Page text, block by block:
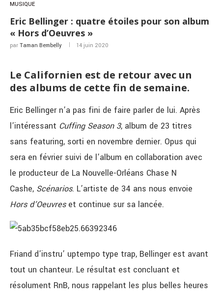
MUSIQUE
Eric Bellinger : quatre étoiles pour son album
« Hors d’Oeuvres »
par Taman Bembelly 14 juin 2020
Le Californien est de retour avec un
des albums de cette fin de semaine.
Eric Bellinger n’a pas fini de faire parler de lui. Après
l’intéressant Cuffing Season 3, album de 23 titres
sans featuring, sorti en novembre dernier. Opus qui
sera en février suivi de l’album en collaboration avec
le producteur de La Nouvelle-Orléans Chase N
Cashe, Scénarios. L’artiste de 34 ans nous envoie
Hors d’Oeuvreset continue sur sa lancée.
Friand d’instru’ uptempo type trap, Bellinger est avant
tout un chanteur. Le résultat est concluant et
résolument RnB, nous rappelant les plus belles heures